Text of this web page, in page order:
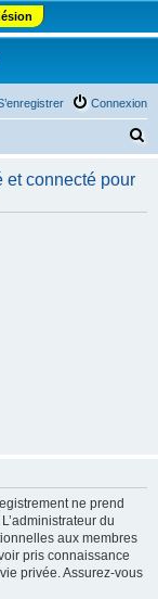
Connexion
h
et connecté pour
ne prend
du
aux membres
pris connaissance
privée. Assurez-vous